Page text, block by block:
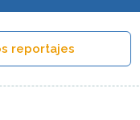
reportajes